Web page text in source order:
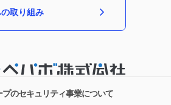
取り組み
のセキュリティ事業について